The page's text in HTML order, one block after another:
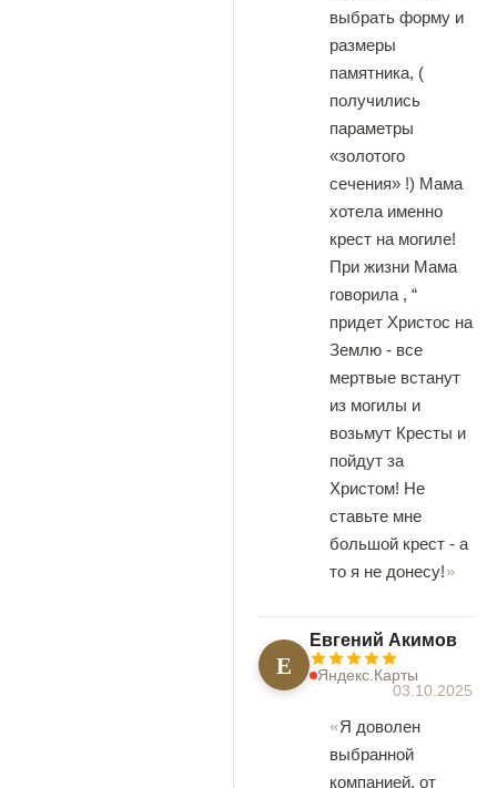
выбрать форму и
размеры
памятника, (
получились
параметры
«золотого
сечения» !) Мама
хотела именно
крест на могиле!
При жизни Мама
говорила , “
придет Христос на
Землю - все
мертвые встанут
из могилы и
возьмут Кресты и
пойдут за
Христом! Не
ставьте мне
большой крест - а
то я не донесу!
Е
Евгений Акимов
Яндекс.Карты
03.10.2025
Я доволен
выбранной
компанией, от